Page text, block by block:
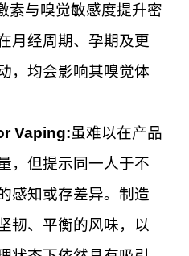
素与嗅觉敏感度提升密
月经周期、孕期及更
，均会影响其嗅觉体
Vaping:虽难以在产品
，但提示同一人于不
感知或存差异。制造
韧、平衡的风味，以